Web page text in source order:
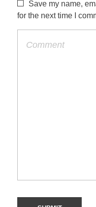
Save my name,
for the next time I